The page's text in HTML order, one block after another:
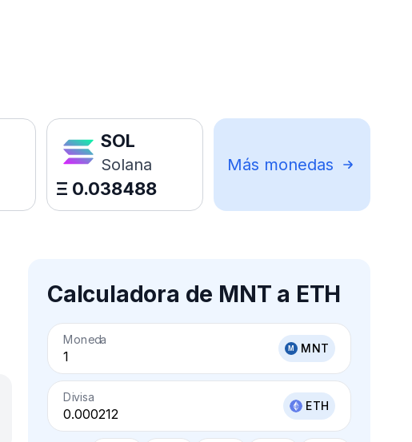
SOL
Solana
Ξ 0.038488
Más monedas
Calculadora de MNT a ETH
Moneda
MNT
Divisa
ETH